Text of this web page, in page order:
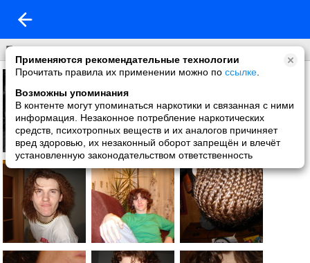
Применяются рекомендательные технологии
Прочитать правила их применении можно по ссылке
Возможны упоминания
В контенте могут упоминаться наркотики и связанная с ними
информация. Незаконное потребление наркотических
средств, психотропных веществ и их аналогов причиняет
вред здоровью, их незаконный оборот запрещён и влечёт
установленную законодательством ответственность
Про меня